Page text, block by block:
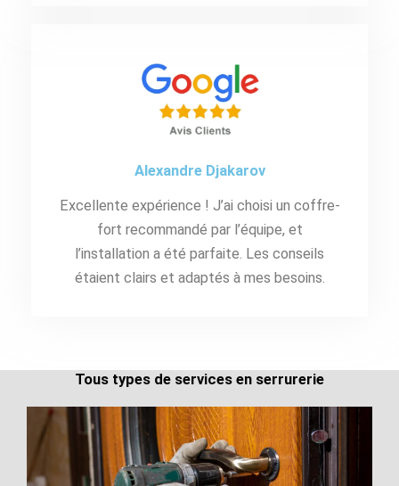
Alexandre Djakarov
Excellente expérience ! J’ai choisi un coffre-
fort recommandé par l’équipe, et
l’installation a été parfaite. Les conseils
étaient clairs et adaptés à mes besoins.
Tous types de services en serrurerie